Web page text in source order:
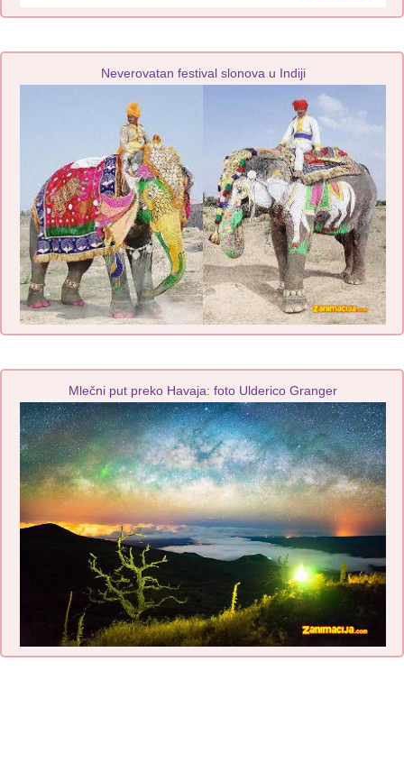
Neverovatan festival slonova u Indiji
Mlečni put preko Havaja: foto Ulderico Granger